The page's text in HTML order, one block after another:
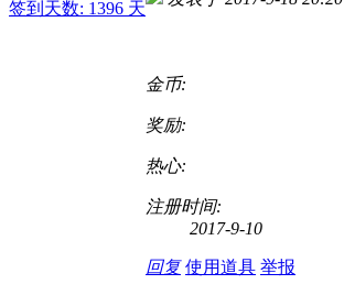
签到天数: 1396 天
金币:
奖励:
热心:
注册时间:
2017-9-10
回复 使用道具 举报